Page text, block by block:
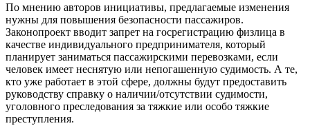
По мнению авторов инициативы, предлагаемые изменения
нужны для повышения безопасности пассажиров.
Законопроект вводит запрет на госрегистрацию физлица в
качестве индивидуального предпринимателя, который
планирует заниматься пассажирскими перевозками, если
человек имеет неснятую или непогашенную судимость. А те,
кто уже работает в этой сфере, должны будут предоставить
руководству справку о наличии/отсутствии судимости,
уголовного преследования за тяжкие или особо тяжкие
преступления.